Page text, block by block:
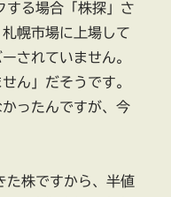
る場合「株探」さ
幌市場に上場して
されていません。
ん」だそうです。
ったんですが、今
株ですから、半値